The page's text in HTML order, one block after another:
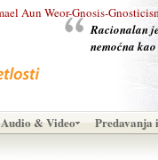
Racionalan
nemoćna
Audio & Video Predavanja